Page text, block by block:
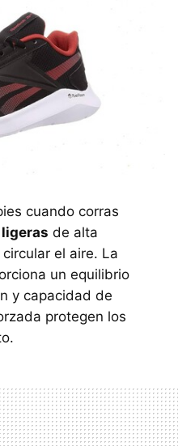
cuando corras
de alta
el aire. La
un equilibrio
y capacidad de
protegen los